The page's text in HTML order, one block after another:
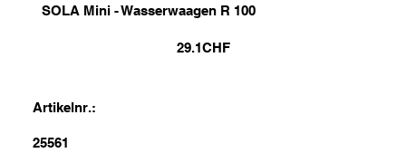
SOLA Mini - Wasserwaagen R 100
29.1CHF
Artikelnr.:
25561